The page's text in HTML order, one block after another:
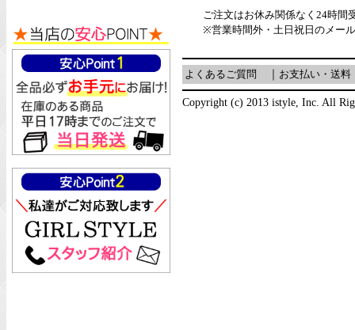
ご注文はお休み関係なく24時間
※営業時間外・土日祝日のメー
よくあるご質問 お支払い・送料
Copyright (c) 2013 istyle, Inc. All